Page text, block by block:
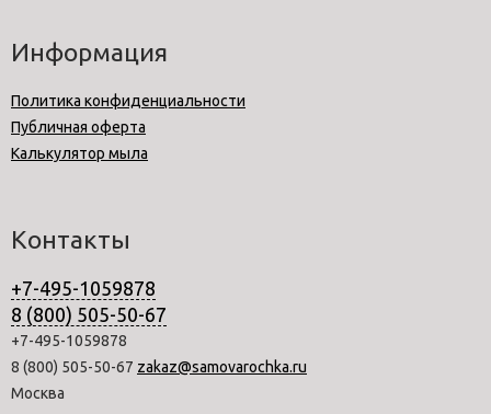
Информация
Политика конфиденциальности
Публичная оферта
Калькулятор мыла
Контакты
+7-495-1059878
8 (800) 505-50-67
+7-495-1059878
8 (800) 505-50-67 zakaz@samovarochka.ru
Москва